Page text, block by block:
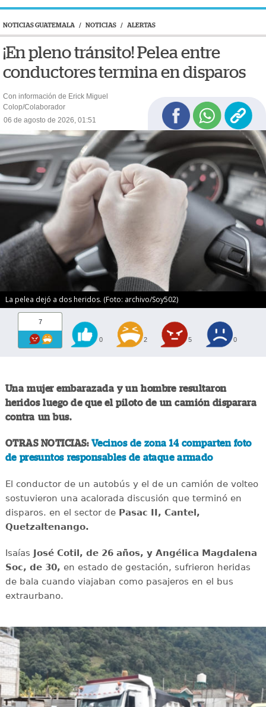
NOTICIAS GUATEMALA / NOTICIAS / ALERTAS
¡En pleno tránsito! Pelea entre
conductores termina en disparos
Con información de Erick Miguel
Colop/Colaborador
06 de agosto de 2026, 01:51
La pelea dejó a dos heridos. (Foto: archivo/Soy502)
7
0 2 5 0
Una mujer embarazada y un hombre resultaron
heridos luego de que el piloto de un camión disparara
contra un bus.
OTRAS NOTICIAS: Vecinos de zona 14 comparten foto
de presuntos responsables de ataque armado
El conductor de un autobús y el de un camión de volteo
sostuvieron una acalorada discusión que terminó en
disparos. en el sector de Pasac II, Cantel,
Quetzaltenango.
Isaías José Cotil, de 26 años, y Angélica Magdalena
Soc, de 30, en estado de gestación, sufrieron heridas
de bala cuando viajaban como pasajeros en el bus
extraurbano.